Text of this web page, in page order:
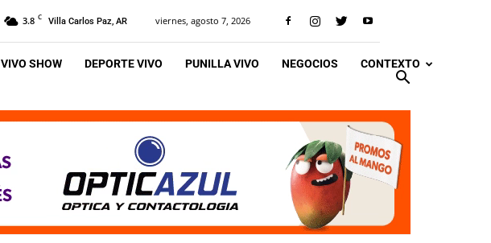
3.8 C Villa Carlos Paz, AR viernes, agosto 7, 2026
VIVO SHOW DEPORTE VIVO PUNILLA VIVO NEGOCIOS CONTEXTO